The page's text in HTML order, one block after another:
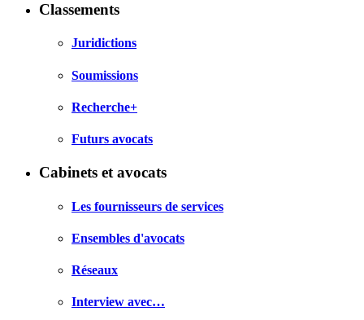
Classements
Juridictions
Soumissions
Recherche+
Futurs avocats
Cabinets et avocats
Les fournisseurs de services
Ensembles d'avocats
Réseaux
Interview avec…